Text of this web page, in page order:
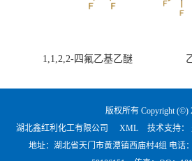
1,1,2,2-四氟乙基乙醚
版权所有 Copyright (©)
湖北鑫红利化工有限公司
XML 技术支持：
地址：湖北省天门市黄潭镇西庙村4组 电话：